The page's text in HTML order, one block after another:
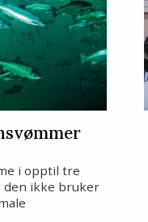
i opptil tre
den ikke bruker